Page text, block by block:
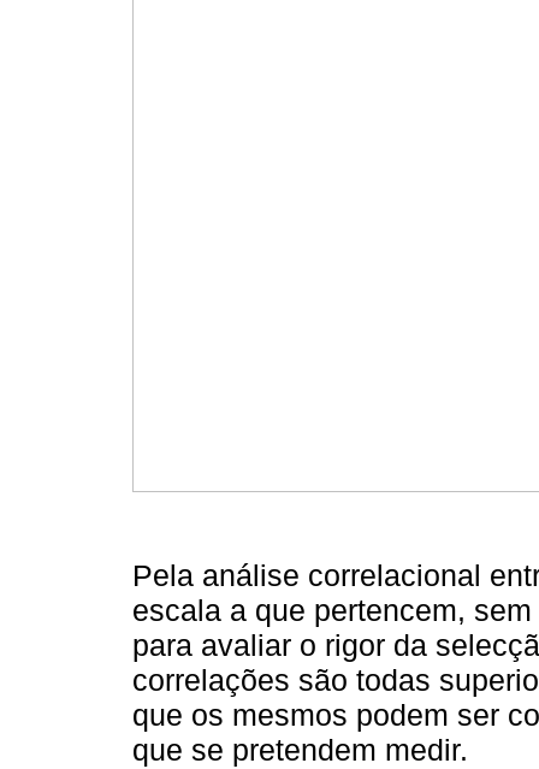
Pela análise correlacional
escala a que pertencem,
para avaliar o rigor da
correlações são todas
que os mesmos podem ser
que se pretendem medir.